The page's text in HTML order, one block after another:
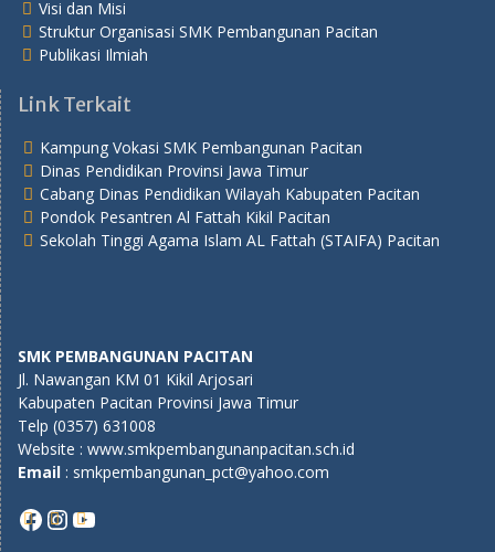
Visi dan Misi
Struktur Organisasi SMK Pembangunan Pacitan
Publikasi Ilmiah
Link Terkait
Kampung Vokasi SMK Pembangunan Pacitan
Dinas Pendidikan Provinsi Jawa Timur
Cabang Dinas Pendidikan Wilayah Kabupaten Pacitan
Pondok Pesantren Al Fattah Kikil Pacitan
Sekolah Tinggi Agama Islam AL Fattah (STAIFA) Pacitan
SMK PEMBANGUNAN PACITAN
Jl. Nawangan KM 01 Kikil Arjosari
Kabupaten Pacitan Provinsi Jawa Timur
Telp (0357) 631008
Website : www.smkpembangunanpacitan.sch.id
Email : smkpembangunan_pct@yahoo.com